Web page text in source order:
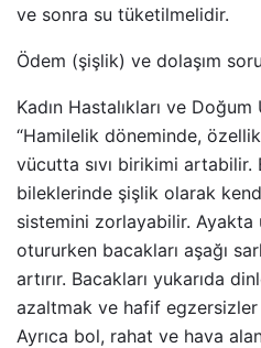
ve sonra su tüketilmelidir.
Ödem (şişlik) ve dolaşım
Kadın Hastalıkları ve
“Hamilelik döneminde,
vücutta sıvı birikimi
bileklerinde şişlik olarak
sistemini zorlayabilir. Ayakta
otururken bacakları aşağı
artırır. Bacakları yukarıda
azaltmak ve hafif
Ayrıca bol, rahat ve hava